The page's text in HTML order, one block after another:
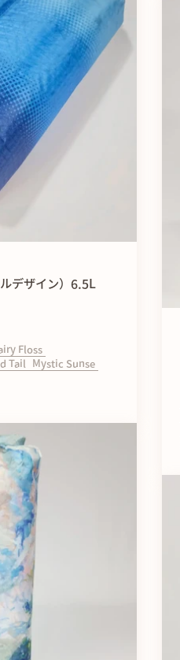
デザイン）6.5L
Floss
Tail
Mystic Sunse